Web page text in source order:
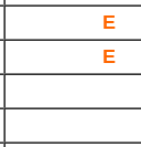
E
E